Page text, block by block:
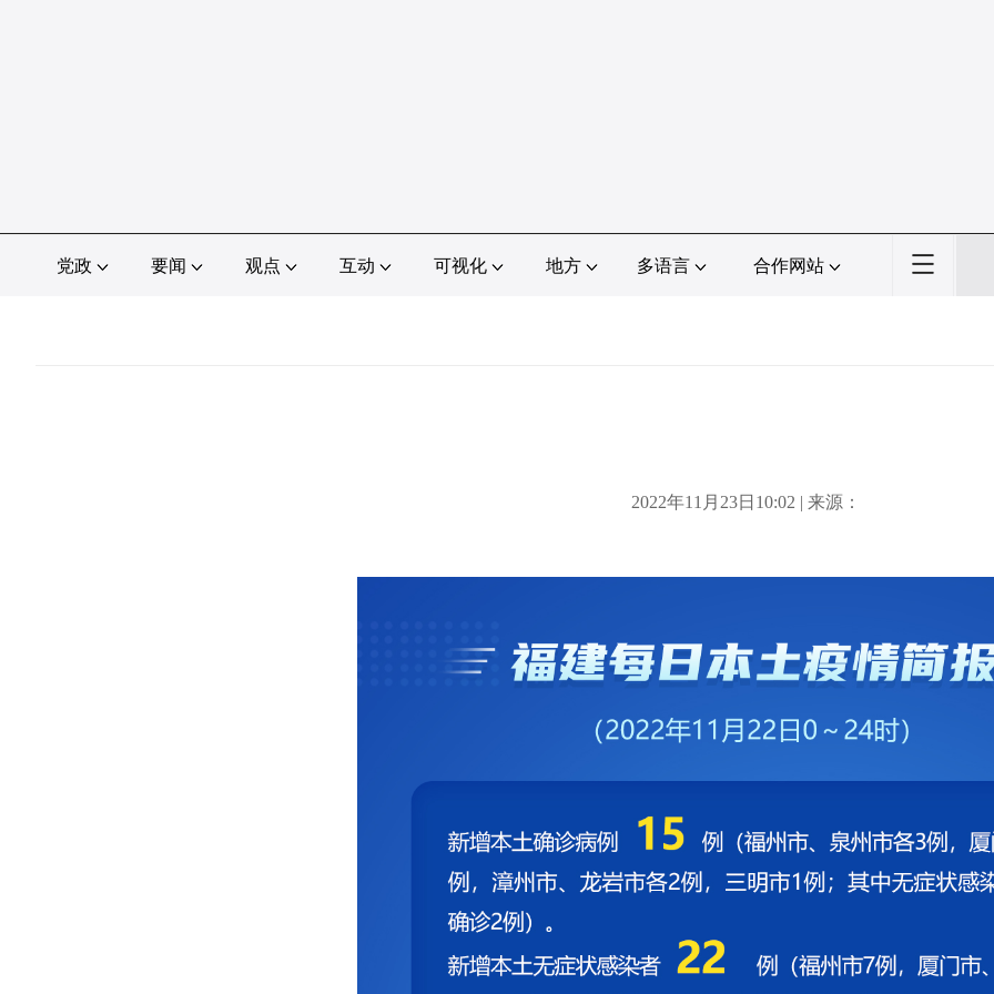
党政 要闻 观点 互动 可视化 地方 多语言 合作网站
2022年11月23日10:02 | 来源：